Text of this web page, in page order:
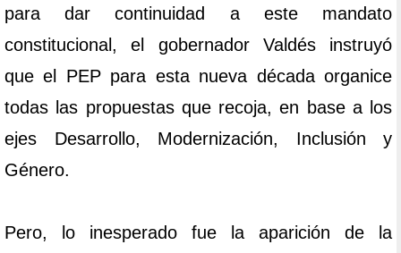
para dar continuidad a este mandato
constitucional, el gobernador Valdés instruyó
que el PEP para esta nueva década organice
todas las propuestas que recoja, en base a los
ejes Desarrollo, Modernización, Inclusión y
Género.
Pero, lo inesperado fue la aparición de la